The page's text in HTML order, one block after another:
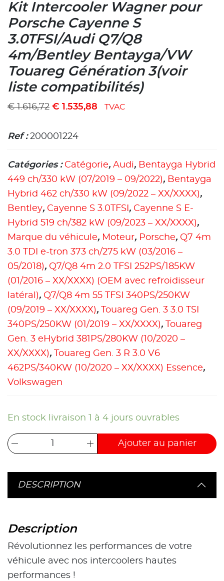
Kit Intercooler Wagner pour
Porsche Cayenne S
3.0TFSI/Audi Q7/Q8
4m/Bentley Bentayga/VW
Touareg Génération 3(voir
liste compatibilités)
€1.616,72 € 1.535,88 TVAC
Ref :200001224
Catégories : Catégorie, Audi, Bentayga Hybrid
449 ch/330 kW (07/2019 – 09/2022), Bentayga
Hybrid 462 ch/330 kW (09/2022 – XX/XXXX),
Bentley, Cayenne S 3.0TFSI , Cayenne S E-
Hybrid 519 ch/382 kW (09/2023 – XX/XXXX),
Marque du véhicule, Moteur, Porsche, Q7 4m
3.0 TDI e-tron 373 ch/275 kW (03/2016 –
05/2018), Q7/Q8 4m 2.0 TFSI 252PS/185KW
(01/2016 – XX/XXXX) (OEM avec refroidisseur
latéral), Q7/Q8 4m 55 TFSI 340PS/250KW
(09/2019 – XX/XXXX),
Touareg Gen. 3 3.0 TSI
340PS/250KW (01/2019 – XX/XXXX),
Touareg
Gen. 3 eHybrid 381PS/280KW (10/2020 –
XX/XXXX),
Touareg Gen. 3 R 3.0 V6
462PS/340KW (10/2020 – XX/XXXX) Essence,
Volkswagen
En stock livraison 1 à 4 jours ouvrables
Ajouter au panier
DESCRIPTION
Description
Révolutionnez les performances de votre
véhicule avec nos intercoolers hautes
performances !